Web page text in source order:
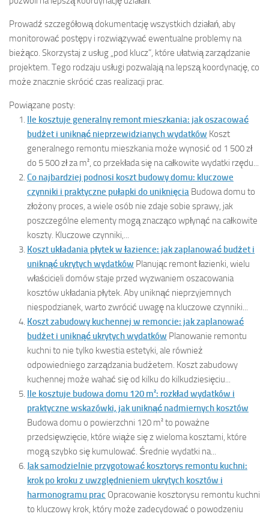
Prowadź szczegółową dokumentację wszystkich działań, aby
monitorować postępy i rozwiązywać ewentualne problemy na
bieżąco. Skorzystaj z usług „pod klucz”, które ułatwią zarządzanie
projektem. Tego rodzaju usługi pozwalają na lepszą koordynację, co
może znacznie skrócić czas realizacji prac.
Powiązane posty:
Ile kosztuje generalny remont mieszkania: jak oszacować
budżet i uniknąć nieprzewidzianych wydatków Koszt
generalnego remontu mieszkania może wynosić od 1 500 zł
do 5 500 zł za m², co przekłada się na całkowite wydatki rzędu...
Co najbardziej podnosi koszt budowy domu: kluczowe
czynniki i praktyczne pułapki do uniknięcia Budowa domu to
złożony proces, a wiele osób nie zdaje sobie sprawy, jak
poszczególne elementy mogą znacząco wpłynąć na całkowite
koszty. Kluczowe czynniki,...
Koszt układania płytek w łazience: jak zaplanować budżet i
uniknąć ukrytych wydatków Planując remont łazienki, wielu
właścicieli domów staje przed wyzwaniem oszacowania
kosztów układania płytek. Aby uniknąć nieprzyjemnych
niespodzianek, warto zwrócić uwagę na kluczowe czynniki...
Koszt zabudowy kuchennej w remoncie: jak zaplanować
budżet i uniknąć ukrytych wydatków Planowanie remontu
kuchni to nie tylko kwestia estetyki, ale również
odpowiedniego zarządzania budżetem. Koszt zabudowy
kuchennej może wahać się od kilku do kilkudziesięciu...
Ile kosztuje budowa domu 120 m²: rozkład wydatków i
praktyczne wskazówki, jak uniknąć nadmiernych kosztów
Budowa domu o powierzchni 120 m² to poważne
przedsięwzięcie, które wiąże się z wieloma kosztami, które
mogą szybko się kumulować. Średnie wydatki na...
Jak samodzielnie przygotować kosztorys remontu kuchni:
krok po kroku z uwzględnieniem ukrytych kosztów i
harmonogramu prac Opracowanie kosztorysu remontu kuchni
to kluczowy krok, który może zadecydować o powodzeniu